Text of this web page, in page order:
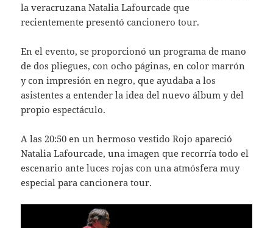
la veracruzana Natalia Lafourcade que
recientemente presentó cancionero tour.
En el evento, se proporcionó un programa de mano
de dos pliegues, con ocho páginas, en color marrón
y con impresión en negro, que ayudaba a los
asistentes a entender la idea del nuevo álbum y del
propio espectáculo.
A las 20:50 en un hermoso vestido Rojo apareció
Natalia Lafourcade, una imagen que recorría todo el
escenario ante luces rojas con una atmósfera muy
especial para cancionera tour.